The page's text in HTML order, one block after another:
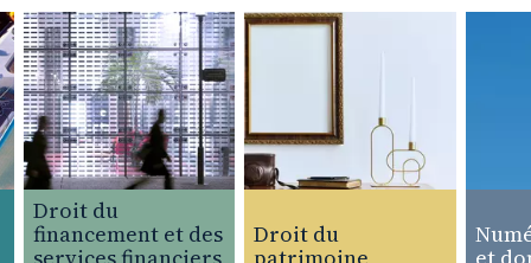
Droit du
financement et des
Droit du